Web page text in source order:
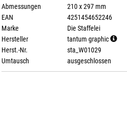
Abmessungen
210 x 297 mm
EAN
4251454652246
Marke
Die Staffelei
Hersteller
tantum graphic
Herst.-Nr.
sta_W01029
Umtausch
ausgeschlossen